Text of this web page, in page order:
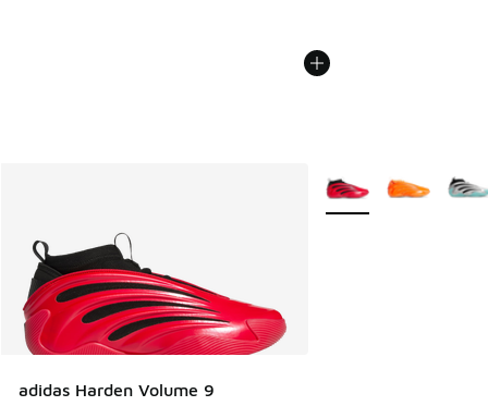
adidas Harden Volume 9
Weitere Farben